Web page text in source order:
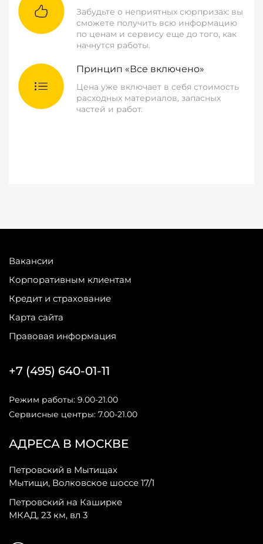
Забудьте о неприятных сюрпризах: вы
сможете получить всю информацию
по ценам и сервису еще до того, как
начнутся работы.
Принцип «Все включено»
Цена уже включает в себя стоимость
расходных материалов, запасных
частей и работ.
Вакансии
Корпоративным клиентам
Кредит и страхование
Карта сайта
Правовая информация
АДРЕСА В МОСКВЕ
Петровский в Мытищах
Мытищи, Волковское шоссе 17/1
Петровский на Каширке
МКАД, 23 км, вл 3
+7 (495) 640-01-11
Режим работы: 9.00-21.00
Сервисные центры: 7.00-21.00